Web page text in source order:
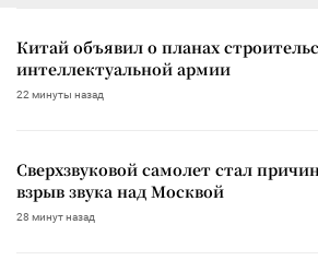
Китай объявил о планах
интеллектуальной армии
22 минуты назад
Сверхзвуковой самолет стал
взрыв звука над Москвой
28 минут назад